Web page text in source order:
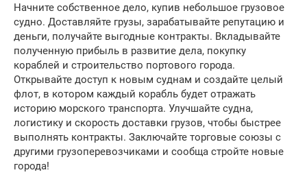
Начните собственное дело, купив небольшое грузовое
судно. Доставляйте грузы, зарабатывайте репутацию и
деньги, получайте выгодные контракты. Вкладывайте
полученную прибыль в развитие дела, покупку
кораблей и строительство портового города.
Открывайте доступ к новым суднам и создайте целый
флот, в котором каждый корабль будет отражать
историю морского транспорта. Улучшайте судна,
логистику и скорость доставки грузов, чтобы быстрее
выполнять контракты. Заключайте торговые союзы с
другими грузоперевозчиками и сообща стройте новые
города!